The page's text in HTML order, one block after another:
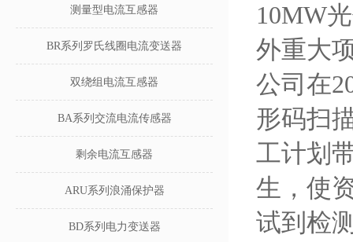
测量型电流互感器
BR系列罗氏线圈电流变送器
双绕组电流互感器
BA系列交流电流传感器
剩余电流互感器
ARU系列浪涌保护器
BD系列电力变送器
10MW
外重大
公司在
形码扫
工计划
生，使
试到检